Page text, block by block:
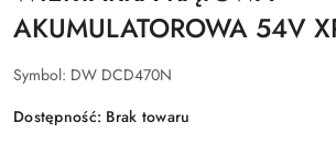
AKUMULATOROWA 54V
Symbol: DW DCD470N
Dostępność: Brak towaru